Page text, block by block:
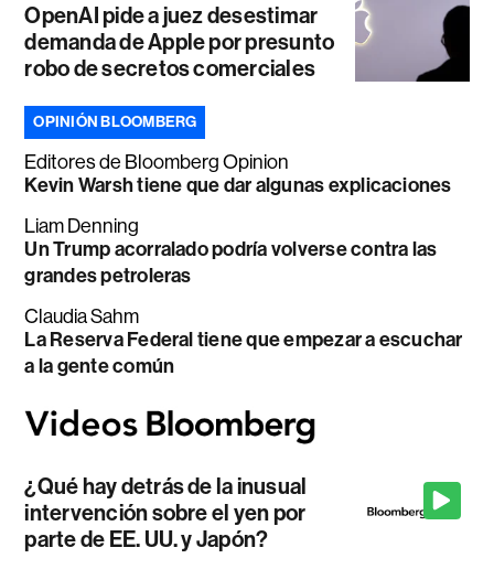
OpenAI pide a juez desestimar
demanda de Apple por presunto
robo de secretos comerciales
OPINIÓN BLOOMBERG
Editores de Bloomberg Opinion
Kevin Warsh tiene que dar algunas explicaciones
Liam Denning
Un Trump acorralado podría volverse contra las
grandes petroleras
Claudia Sahm
La Reserva Federal tiene que empezar a escuchar
a la gente común
¿Qué hay detrás de la inusual
intervención sobre el yen por
parte de EE. UU. y Japón?